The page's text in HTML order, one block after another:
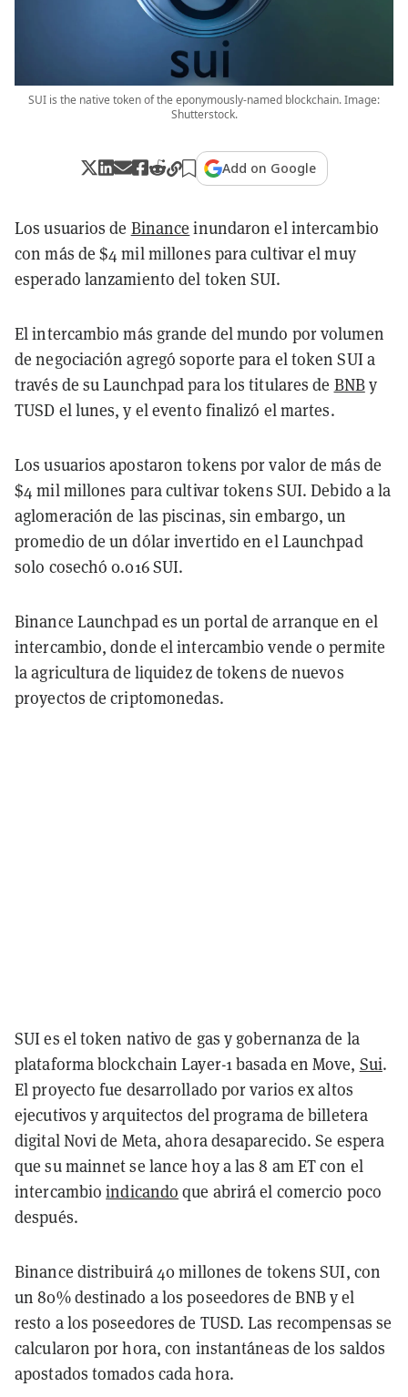
SUI is the native token of the eponymously-named blockchain. Image:
Shutterstock.
Add on Google
Los usuarios de Binance inundaron el intercambio
con más de $4 mil millones para cultivar el muy
esperado lanzamiento del token SUI.
El intercambio más grande del mundo por volumen
de negociación agregó soporte para el token SUI a
través de su Launchpad para los titulares de BNBy
TUSD el lunes, y el evento finalizó el martes.
Los usuarios apostaron tokens por valor de más de
$4 mil millones para cultivar tokens SUI. Debido a la
aglomeración de las piscinas, sin embargo, un
promedio de un dólar invertido en el Launchpad
solo cosechó 0.016 SUI.
Binance Launchpad es un portal de arranque en el
intercambio, donde el intercambio vende o permite
la agricultura de liquidez de tokens de nuevos
proyectos de criptomonedas.
SUI es el token nativo de gas y gobernanza de la
plataforma blockchain Layer-1 basada en Move, Sui.
El proyecto fue desarrollado por varios ex altos
ejecutivos y arquitectos del programa de billetera
digital Novi de Meta, ahora desaparecido. Se espera
que su mainnet se lance hoy a las 8 am ET con el
intercambioindicando que abrirá el comercio poco
después.
Binance distribuirá 40 millones de tokens SUI, con
un 80% destinado a los poseedores de BNB y el
resto a los poseedores de TUSD. Las recompensas se
calcularon por hora, con instantáneas de los saldos
apostados tomados cada hora.